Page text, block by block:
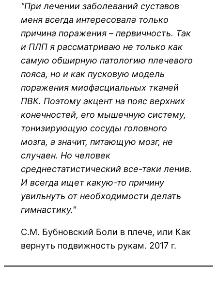
"При лечении заболеваний суставов
меня всегда интересовала только
причина поражения – первичность. Так
и ПЛП я рассматриваю не только как
самую обширную патологию плечевого
пояса, но и как пусковую модель
поражения миофасциальных тканей
ПВК. Поэтому акцент на пояс верхних
конечностей, его мышечную систему,
тонизирующую сосуды головного
мозга, а значит, питающую мозг, не
случаен. Но человек
среднестатистический все-таки ленив.
И всегда ищет какую-то причину
увильнуть от необходимости делать
гимнастику."
С.М. Бубновский Боли в плече, или Как
вернуть подвижность рукам. 2017 г.